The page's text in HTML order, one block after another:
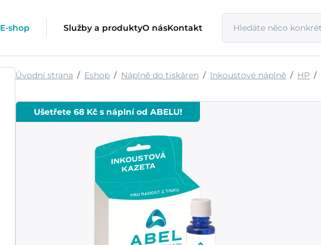
E-shop Služby a produktyO násKontakt
Úvodní strana Eshop Náplně do tiskáren Inkoustové náplně HP
Ušetřete 68 Kč s náplní od ABELU!